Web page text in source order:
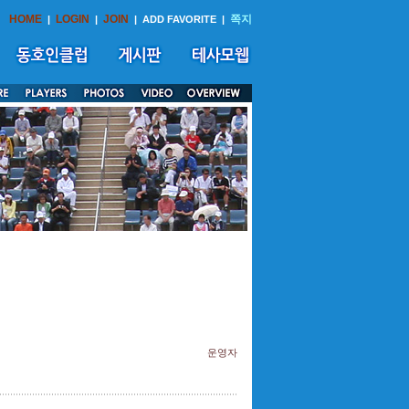
HOME | LOGIN | JOIN | ADD FAVORITE | 쪽지
운영자